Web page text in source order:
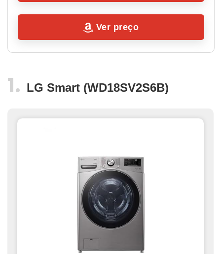
Ver preço
LG Smart (WD18SV2S6B)